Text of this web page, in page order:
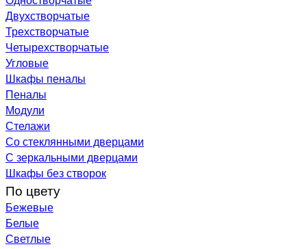
Двухстворчатые
Трехстворчатые
Четырехстворчатые
Угловые
Шкафы пеналы
Пеналы
Модули
Стелажи
Со стеклянными дверцами
С зеркальными дверцами
Шкафы без створок
По цвету
Бежевые
Белые
Светлые